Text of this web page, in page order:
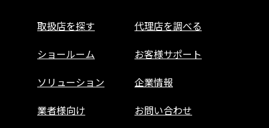
取扱店を探す
代理店を調べる
ショールーム
お客様サポート
ソリューション
企業情報
業者様向け
お問い合わせ